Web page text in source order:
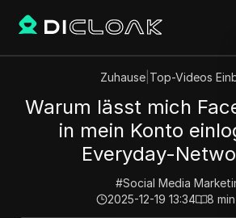
Zuhause Top-Videos
Warum lässt mich
in mein Konto
Everyday-
#Social Media
2025-12-19 13:34
8 min